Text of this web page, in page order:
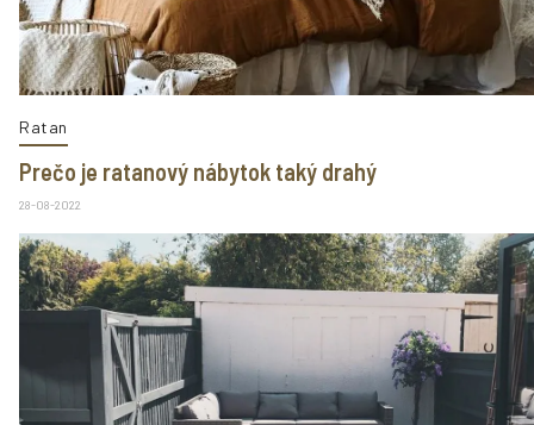
Ratan
Prečo je ratanový nábytok taký drahý
28-08-2022